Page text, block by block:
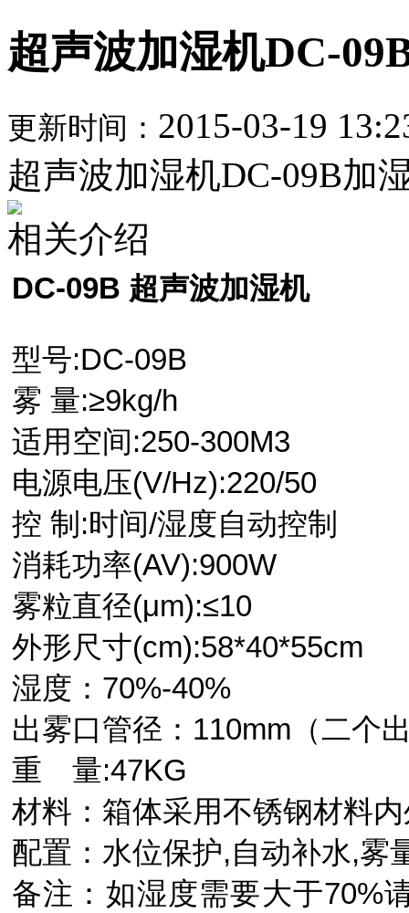
超声波加湿机DC-
更新时间： 2015-03-19
超声波加湿机DC-09B加
相关介绍
DC-09B 超声波加湿机
型号:DC-09B
雾 量:≥9kg/h
适用空间:250-300M3
电源电压(V/Hz):220/50
控 制:时间/湿度自动控制
消耗功率(AV):900W
雾粒直径(μm):≤10
外形尺寸(cm):58*40*55cm
湿度：70%-40%
出雾口管径：110mm（二个
重 量:47KG
材料：箱体采用不锈钢材料
配置：水位保护,自动补水,雾
备注：如湿度需要大于70%